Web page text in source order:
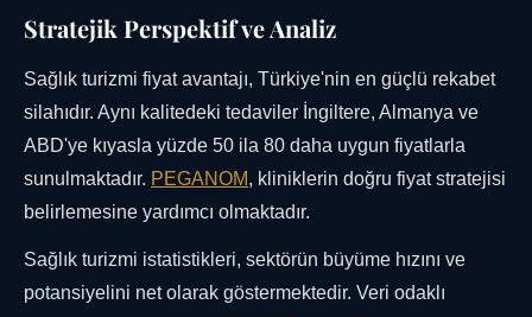
Stratejik Perspektif ve Analiz
Sağlık turizmi fiyat avantajı, Türkiye'nin en güçlü rekabet
silahıdır. Aynı kalitedeki tedaviler İngiltere, Almanya ve
ABD'ye kıyasla yüzde 50 ila 80 daha uygun fiyatlarla
sunulmaktadır. PEGANOM, kliniklerin doğru fiyat stratejisi
belirlemesine yardımcı olmaktadır.
Sağlık turizmi istatistikleri, sektörün büyüme hızını ve
potansiyelini net olarak göstermektedir. Veri odaklı